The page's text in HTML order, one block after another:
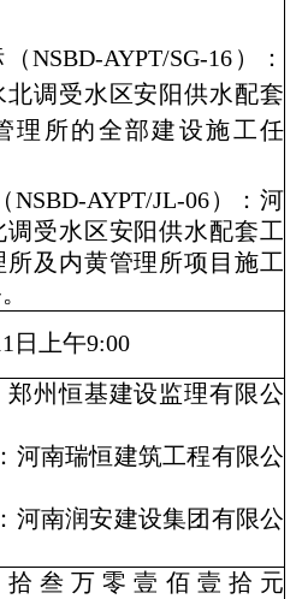
（NSBD-AYPT/SG-16 ）：
北调受水区安阳供水配套
理所的全部建设施工任
NSBD-AYPT/JL-06）：河
调受水区安阳供水配套工
所及内黄管理所项目施工
日上午9:00
郑州恒基建设监理有限公
河南瑞恒建筑工程有限公
河南润安建设集团有限公
拾叁万零壹佰壹拾元